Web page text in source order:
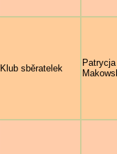
Klub sběratelek
Patrycja